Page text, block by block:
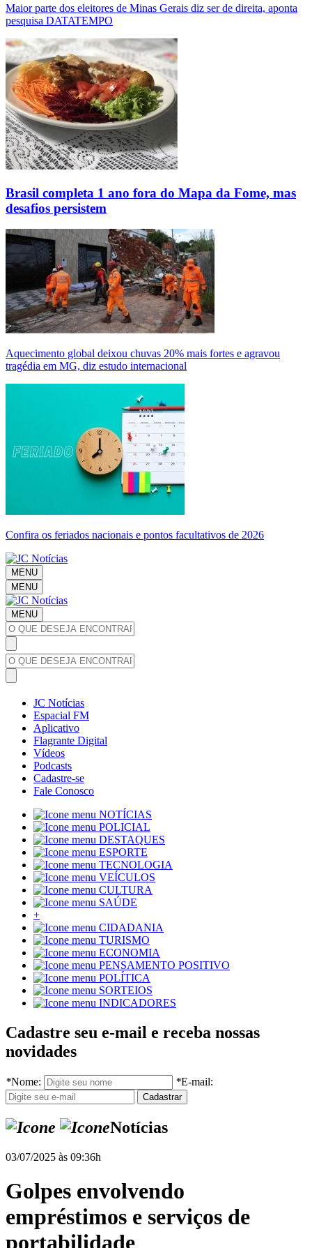
Maior parte dos eleitores de Minas Gerais diz ser de direita, aponta
pesquisa DATATEMPO
Brasil completa 1 ano fora do Mapa da Fome, mas
desafios persistem
Aquecimento global deixou chuvas 20% mais fortes e agravou
tragédia em MG, diz estudo internacional
Confira os feriados nacionais e pontos facultativos de 2026
MENU
MENU
MENU
JC Notícias
Espacial FM
Aplicativo
Flagrante Digital
Vídeos
Podcasts
Cadastre-se
Fale Conosco
NOTÍCIAS
POLICIAL
DESTAQUES
ESPORTE
TECNOLOGIA
VEÍCULOS
CULTURA
SAÚDE
+
CIDADANIA
TURISMO
ECONOMIA
PENSAMENTO POSITIVO
POLÍTICA
SORTEIOS
INDICADORES
Cadastre seu e-mail e receba nossas
novidades
*Nome: *E-mail:
Notícias
03/07/2025 às 09:36h
Golpes envolvendo
empréstimos e serviços de
portabilidade